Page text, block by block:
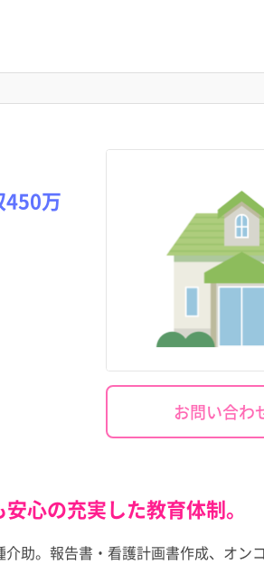
450万
お問い合わ
心の充実した教育体制。
助。報告書・看護計画書作成、オンコ